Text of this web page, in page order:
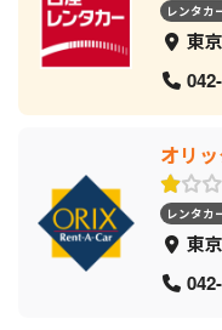
レンタカ
東
オリ
レンタカ
東